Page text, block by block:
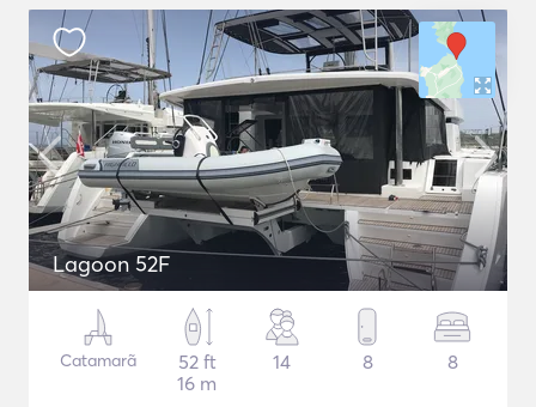
Lagoon 52F
Catamarã
52 ft
16 m
14 8 8